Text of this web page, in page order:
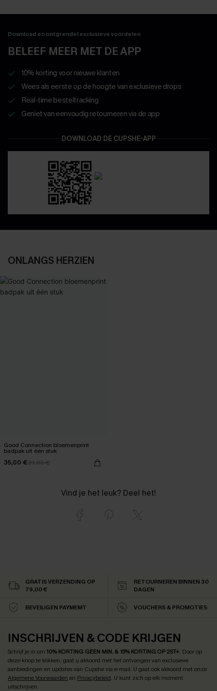
Download en ontgrendel exclusieve voordelen
BELEEF MEER MET DE APP
10% korting voor nieuwe klanten
Wees als eerste op de hoogte van exclusieve drops
Real-time besteltracking
Geniet van eenvoudig retourneren via de app
DOWNLOAD DE CUPSHE-APP
ONLANGS HERZIEN
Good Connection bloemenprint
badpak uit één stuk
35,00 €39,00 €
Vind je het leuk? Deel het!
GRATIS VERZENDING OP
79,00 €
RETOURNEREN BINNEN 30
DAGEN
BEVEILIGEN PAYMEMT VOUCHERS & PROMOTIES
INSCHRIJVEN & CODE KRIJGEN
Schrijf je in om 10% KORTING GEEN MIN. & 15% KORTING OP 2ST+. Door op
deze knop te klikken, gaat u akkoord met het ontvangen van exclusieve
aanbiedingen en updates van Cupshe via e-mail. U gaat ook akkoord met onze
Algemene Voorwaarden en Privacybeleid. U kunt zich op elk moment
uitschrijven.